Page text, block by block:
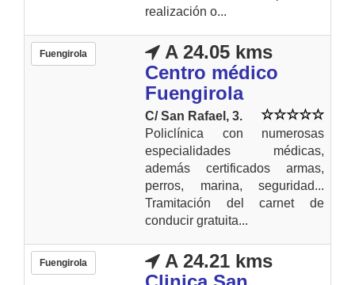
realización o...
Fuengirola
A 24.05 kms
Centro médico
Fuengirola
C/ San Rafael, 3.
Policlínica con numerosas
especialidades médicas,
además certificados armas,
perros, marina, seguridad...
Tramitación del carnet de
conducir gratuita...
Fuengirola
A 24.21 kms